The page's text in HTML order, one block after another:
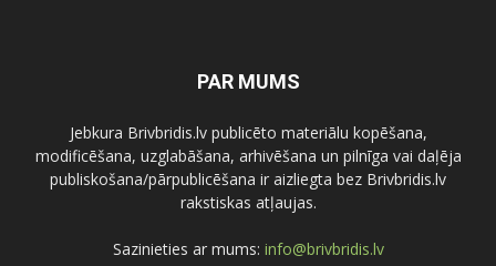
PAR MUMS
Jebkura Brivbridis.lv publicēto materiālu kopēšana,
modificēšana, uzglabāšana, arhivēšana un pilnīga vai daļēja
publiskošana/pārpublicēšana ir aizliegta bez Brivbridis.lv
rakstiskas atļaujas.
Sazinieties ar mums: info@brivbridis.lv